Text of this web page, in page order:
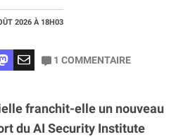
2026 À 18H03
1 COMMENTAIRE
franchit-elle un nouveau
du AI Security Institute